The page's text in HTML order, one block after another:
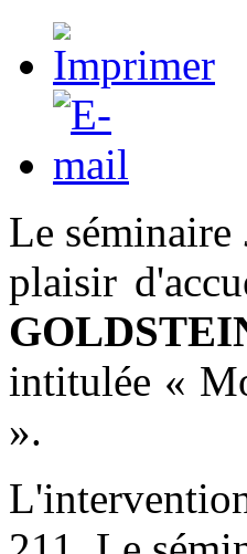
Le séminaire
plaisir
intitulée «
».